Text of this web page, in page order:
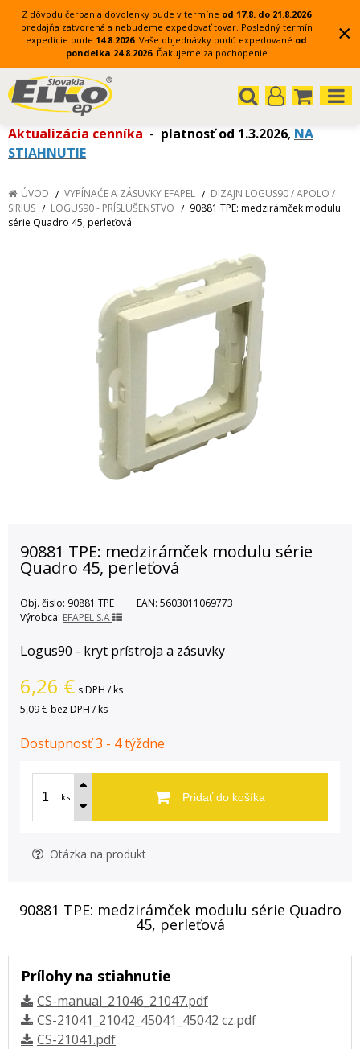
Z dôvodu čerpania dovolenky bude v termíne od 17.8. do 21.8.2026
predajňa zatvorená a nebudeme expedovať tovar. Posledný termín
expedície bude 14.8.2026. Vaše objednávky budú expedované od
pondelka 24.8.2026. Ďakujeme za pochopenie
×
Aktualizácia cenníka - platnosť od 1.3.2026, NA
STIAHNUTIE
ÚVOD VYPÍNAČE A ZÁSUVKY EFAPEL
DIZAJN LOGUS90 / APOLO /
SIRIUS
LOGUS90 - PRÍSLUŠENSTVO
90881 TPE: medzirámček modulu
série Quadro 45, perleťová
90881 TPE: medzirámček modulu série
Quadro 45, perleťová
Obj. čislo: 90881 TPE EAN: 5603011069773
Výrobca: EFAPEL S.A
Logus90 - kryt prístroja a zásuvky
6,26 € s DPH / ks
5,09 € bez DPH / ks
Dostupnosť 3 - 4 týždne
ks Pridať do košíka
Otázka na produkt
90881 TPE: medzirámček modulu série Quadro
45, perleťová
Prílohy na stiahnutie
CS-manual_21046_21047.pdf
CS-21041_21042_45041_45042 cz.pdf
CS-21041.pdf